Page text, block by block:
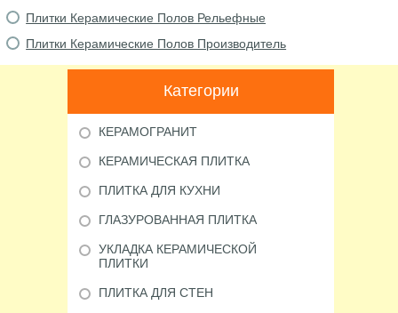
Плитки Керамические Полов Рельефные
Плитки Керамические Полов Производитель
Категории
КЕРАМОГРАНИТ
КЕРАМИЧЕСКАЯ ПЛИТКА
ПЛИТКА ДЛЯ КУХНИ
ГЛАЗУРОВАННАЯ ПЛИТКА
УКЛАДКА КЕРАМИЧЕСКОЙ
ПЛИТКИ
ПЛИТКА ДЛЯ СТЕН